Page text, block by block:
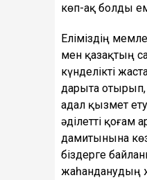
көп-ақ болды
Еліміздің
мен қазақтың
күнделікті
дарыта отырып,
адал қызмет
әділетті қоғам
дамитынына
біздерге
жаһанданудың